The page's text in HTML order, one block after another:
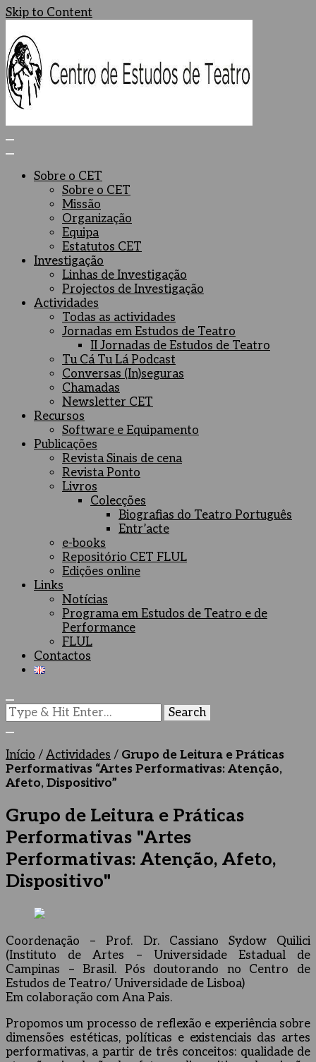
Skip to Content
Sobre o CET
Sobre o CET
Missão
Organização
Equipa
Estatutos CET
Investigação
Linhas de Investigação
Projectos de Investigação
Actividades
Todas as actividades
Jornadas em Estudos de Teatro
II Jornadas de Estudos de Teatro
Tu Cá Tu Lá Podcast
Conversas (In)seguras
Chamadas
Newsletter CET
Recursos
Software e Equipamento
Publicações
Revista Sinais de cena
Revista Ponto
Livros
Colecções
Biografias do Teatro Português
Entr’acte
e-books
Repositório CET FLUL
Edições online
Links
Notícias
Programa em Estudos de Teatro e de
Performance
FLUL
Contactos
Looking
for
Início / Actividades / Grupo de Leitura e Práticas
Performativas “Artes Performativas: Atenção,
Afeto, Dispositivo”
Grupo de Leitura e Práticas
Performativas "Artes
Performativas: Atenção, Afeto,
Dispositivo"
Coordenação – Prof. Dr. Cassiano Sydow Quilici
(Instituto de Artes – Universidade Estadual de
Campinas – Brasil. Pós doutorando no Centro de
Estudos de Teatro/ Universidade de Lisboa)
Em colaboração com Ana Pais.
Propomos um processo de reflexão e experiência sobre
dimensões estéticas, políticas e existenciais das artes
performativas, a partir de três conceitos: qualidade de